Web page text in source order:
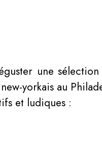
une sélection
yorkais au
et ludiques :